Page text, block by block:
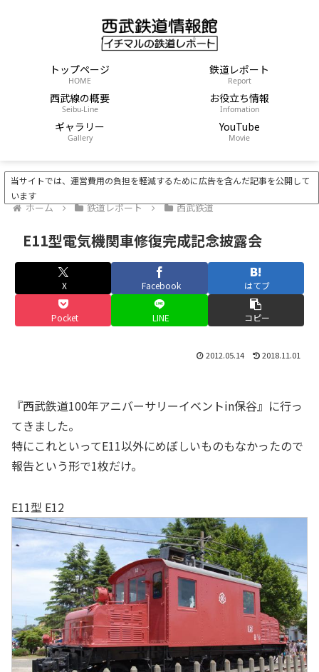
トップページ
HOME
鉄道レポート
Report
西武線の概要
Seibu-Line
お役立ち情報
Infomation
ギャラリー
Gallery
YouTube
Movie
当サイトでは、運営費用の負担を軽減するために広告を含んだ記事を公開して
います
ホーム 鉄道レポート 西武鉄道
E11型電気機関車修復完成記念披露会
X Facebook はてブ
Pocket LINE コピー
2012.05.14 2018.11.01
『西武鉄道100年アニバーサリーイベントin保谷』に行っ
てきました。
特にこれといってE11以外にめぼしいものもなかったので
報告という形で1枚だけ。
E11型 E12